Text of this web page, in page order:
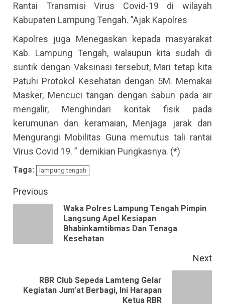
Rantai Transmisi Virus Covid-19 di wilayah
Kabupaten Lampung Tengah. ”Ajak Kapolres
Kapolres juga Menegaskan kepada masyarakat
Kab. Lampung Tengah, walaupun kita sudah di
suntik dengan Vaksinasi tersebut, Mari tetap kita
Patuhi Protokol Kesehatan dengan 5M. Memakai
Masker, Mencuci tangan dengan sabun pada air
mengalir, Menghindari kontak fisik pada
kerumunan dan keramaian, Menjaga jarak dan
Mengurangi Mobilitas Guna memutus tali rantai
Virus Covid 19. ” demikian Pungkasnya. (*)
Tags: lampung tengah
Continue
Previous
Waka Polres Lampung Tengah Pimpin
Langsung Apel Kesiapan
Bhabinkamtibmas Dan Tenaga
Kesehatan
Next
Next
RBR Club Sepeda Lamteng Gelar
Kegiatan Jum’at Berbagi, Ini Harapan
Ketua RBR